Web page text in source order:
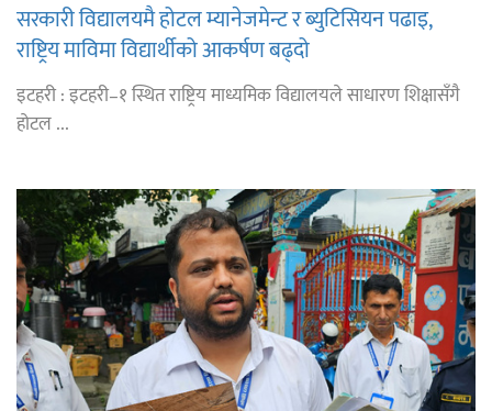
सरकारी विद्यालयमै होटल म्यानेजमेन्ट र ब्युटिसियन पढाइ,
राष्ट्रिय माविमा विद्यार्थीको आकर्षण बढ्दो
इटहरी : इटहरी–१ स्थित राष्ट्रिय माध्यमिक विद्यालयले साधारण शिक्षासँगै
होटल ...